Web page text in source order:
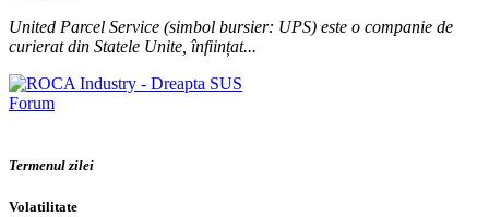
United Parcel Service (simbol bursier: UPS) este o companie de
curierat din Statele Unite, înființat...
Forum
Termenul zilei
Volatilitate